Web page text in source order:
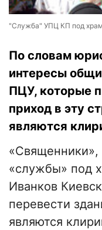
"Служба" УПЦ КП под
По словам
интересы
ПЦУ, которые
приход в эту
являются
«Священники»,
«службы» под
Иванков
перевести
являются